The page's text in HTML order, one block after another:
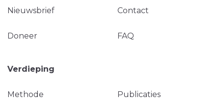
Nieuwsbrief Contact
Doneer FAQ
Verdieping
Methode Publicaties